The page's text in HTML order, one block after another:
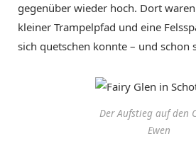
gegenüber wieder hoch. Dort
kleiner Trampelpfad und eine
sich quetschen konnte – und schon
Der Aufstieg auf den
Ewen